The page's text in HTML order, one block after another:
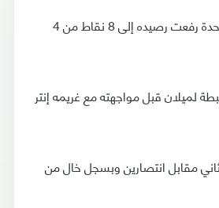
وحصد ميلان نقطة واحدة رفعت رصيده إلى 8 نقاط من 4
لميلان قبل مواجهته مع غريمه إنتر
مقابل انتصارين وبسجل خال من